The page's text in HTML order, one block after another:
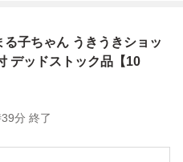
子ちゃん うきうきショッ
デッドストック品【10
分 終了